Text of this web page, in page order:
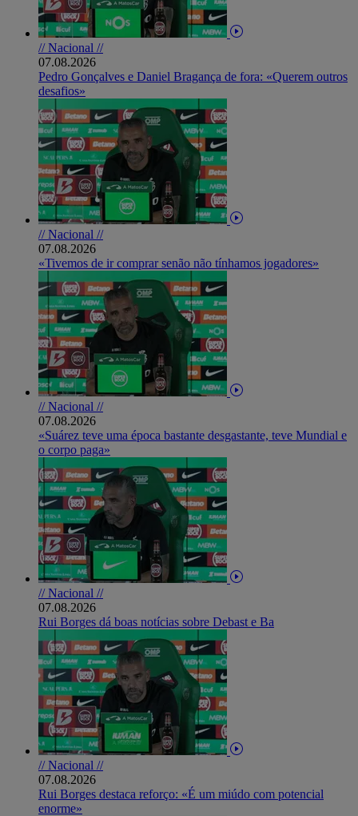
// Nacional //
07.08.2026
Pedro Gonçalves e Daniel Bragança de fora: «Querem outros
desafios»
// Nacional //
07.08.2026
«Tivemos de ir comprar senão não tínhamos jogadores»
// Nacional //
07.08.2026
«Suárez teve uma época bastante desgastante, teve Mundial e
o corpo paga»
// Nacional //
07.08.2026
Rui Borges dá boas notícias sobre Debast e Ba
// Nacional //
07.08.2026
Rui Borges destaca reforço: «É um miúdo com potencial
enorme»